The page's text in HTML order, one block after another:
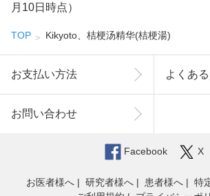
月10日時点）
TOP Kikyoto、桔梗汤精华(桔梗湯)
お支払い方法 よくあ
お問い合わせ
Facebook X
お医者様へ 研究者様へ 患者様へ
特